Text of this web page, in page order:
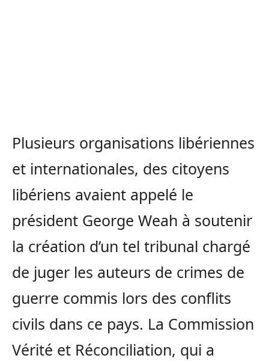
Plusieurs organisations libériennes
et internationales, des citoyens
libériens avaient appelé le
président George Weah à soutenir
la création d’un tel tribunal chargé
de juger les auteurs de crimes de
guerre commis lors des conflits
civils dans ce pays. La Commission
Vérité et Réconciliation, qui a